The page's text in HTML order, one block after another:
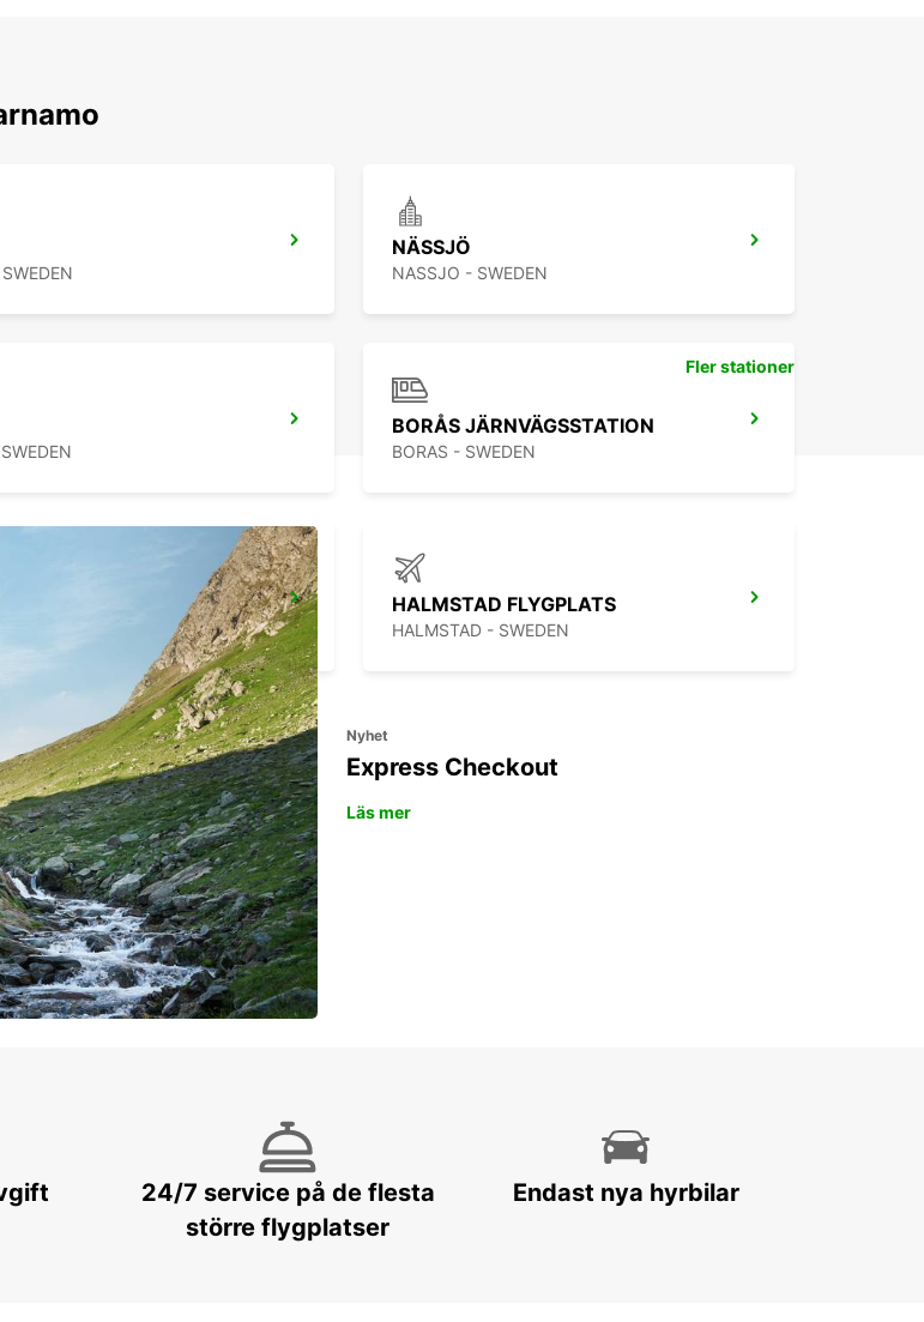
NÄSSJÖ
NASSJO - SWEDEN
BORÅS JÄRNVÄGSSTATION
BORAS - SWEDEN
HALMSTAD TÅGSTATION - SWEDEN USE ONLY HALMSTAD FLYGPLATS
HALMSTAD - SWEDEN
Fler stationer
Nyhet
Express Checkout
Läs mer
24/7 service på de flesta
större flygplatser
Endast nya hyrbilar